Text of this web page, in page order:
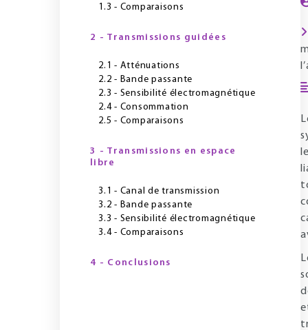
1.3 - Comparaisons
2 - Transmissions guidées
2.1 - Atténuations
2.2 - Bande passante
2.3 - Sensibilité électromagnétique
2.4 - Consommation
2.5 - Comparaisons
3 - Transmissions en espace
libre
3.1 - Canal de transmission
3.2 - Bande passante
3.3 - Sensibilité électromagnétique
3.4 - Comparaisons
4 - Conclusions